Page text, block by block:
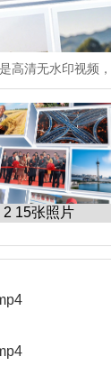
高清无水印视频
2 15张照片